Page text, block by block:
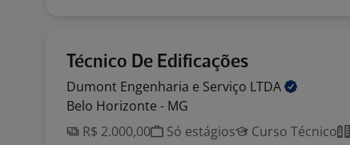
Técnico De Edificações
Dumont Engenharia e Serviço LTDA
Belo Horizonte - MG
R$ 2.000,00
Só estágios Curso Técnico